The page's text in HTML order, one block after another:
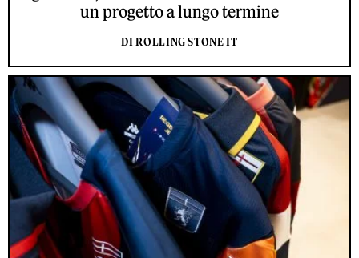
un progetto a lungo termine
DI ROLLING STONE IT